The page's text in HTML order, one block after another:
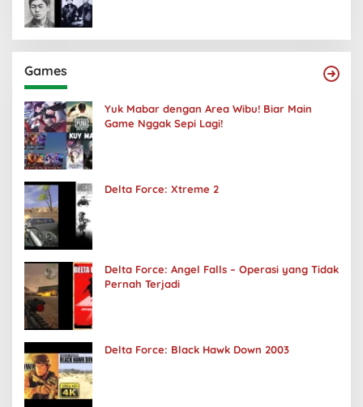
Games
Yuk Mabar dengan Area Wibu! Biar Main
Game Nggak Sepi Lagi!
Delta Force: Xtreme 2
Delta Force: Angel Falls – Operasi yang Tidak
Pernah Terjadi
Delta Force: Black Hawk Down 2003